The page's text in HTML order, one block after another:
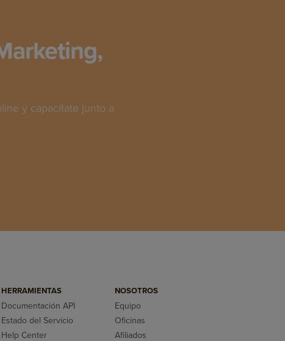
y capacítate junto a
HERRAMIENTAS
Documentación API
Estado del Servicio
Help Center
NOSOTROS
Equipo
Oficinas
Afiliados